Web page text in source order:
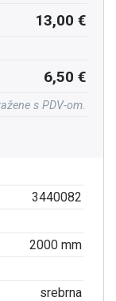
3440082
2000 mm
srebrna
13,00 €
6,50 €
s PDV-om.